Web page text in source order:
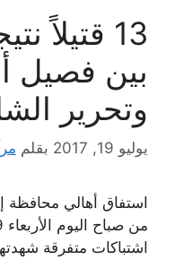
13 قتيلاً
بين فصيل
وتحرير
يوليو 19, 2017 بقلم
استفاق أهالي محافظة
اشتباكات متفرقة